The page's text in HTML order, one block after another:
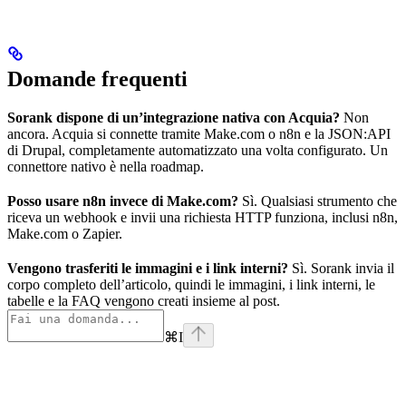
Domande frequenti
Sorank dispone di un’integrazione nativa con Acquia? Non
ancora. Acquia si connette tramite Make.com o n8n e la JSON:API
di Drupal, completamente automatizzato una volta configurato. Un
connettore nativo è nella roadmap.
Posso usare n8n invece di Make.com? Sì. Qualsiasi strumento che
riceva un webhook e invii una richiesta HTTP funziona, inclusi n8n,
Make.com o Zapier.
Vengono trasferiti le immagini e i link interni? Sì. Sorank invia il
corpo completo dell’articolo, quindi le immagini, i link interni, le
tabelle e la FAQ vengono creati insieme al post.
⌘I